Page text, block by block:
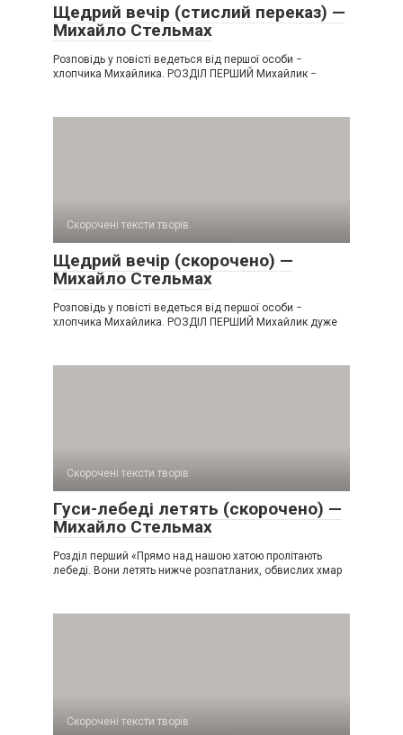
Щедрий вечір (стислий переказ) —
Михайло Стельмах
Розповідь у повісті ведеться від першої особи −
хлопчика Михайлика. РОЗДІЛ ПЕРШИЙ Михайлик −
Скорочені тексти творів
Щедрий вечір (скорочено) —
Михайло Стельмах
Розповідь у повісті ведеться від першої особи −
хлопчика Михайлика. РОЗДІЛ ПЕРШИЙ Михайлик дуже
Скорочені тексти творів
Гуси-лебеді летять (скорочено) —
Михайло Стельмах
Розділ перший «Прямо над нашою хатою пролітають
лебеді. Вони летять нижче розпатланих, обвислих хмар
Скорочені тексти творів